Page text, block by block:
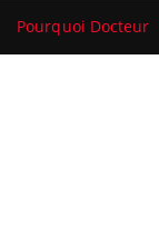
Pourquoi Docteur